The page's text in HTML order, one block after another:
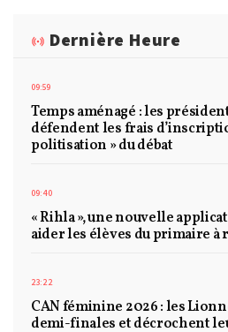
Dernière Heure
09:59
Temps aménagé : les
défendent les frais
politisation » du débat
09:40
« Rihla », une nouvelle
aider les élèves du primaire à
23:22
CAN féminine 2026 : les
demi-finales et décrochent